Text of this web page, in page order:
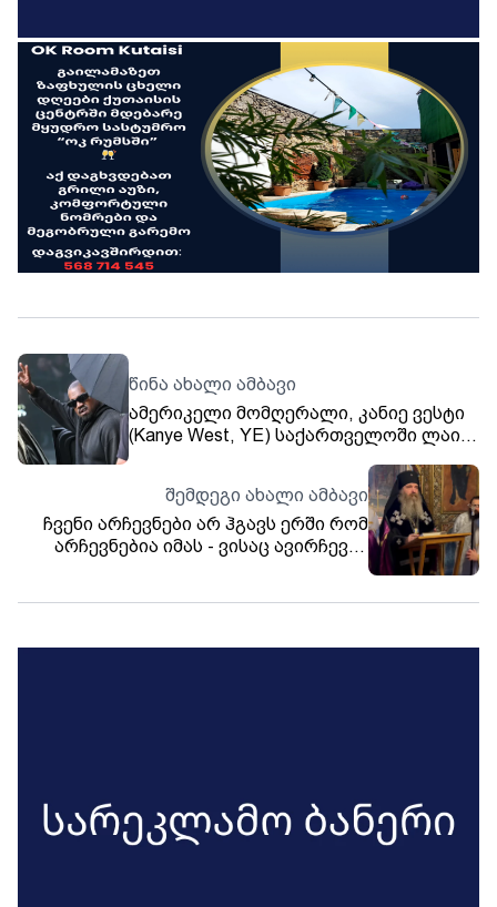
წინა ახალი ამბავი
ამერიკელი მომღერალი, კანიე ვესტი
(Kanye West, YE) საქართველოში ლაივ
Georgia-ს მეოთხე სეზონის ფარგლებში
ჩატარდება. მომღერალი
საქართველოში მსმენელის წინაშე 12
ივნისს, დინამო არენაზე, წარდგება.
შემდეგი ახალი ამბავი
ჩვენი არჩევნები არ ჰგავს ერში რომ
არჩევნებია იმას - ვისაც ავირჩევთ,
ნორმალურად მიმდინარეობს და
საკითხში არავინ ერევა. მეუფე იაკობი